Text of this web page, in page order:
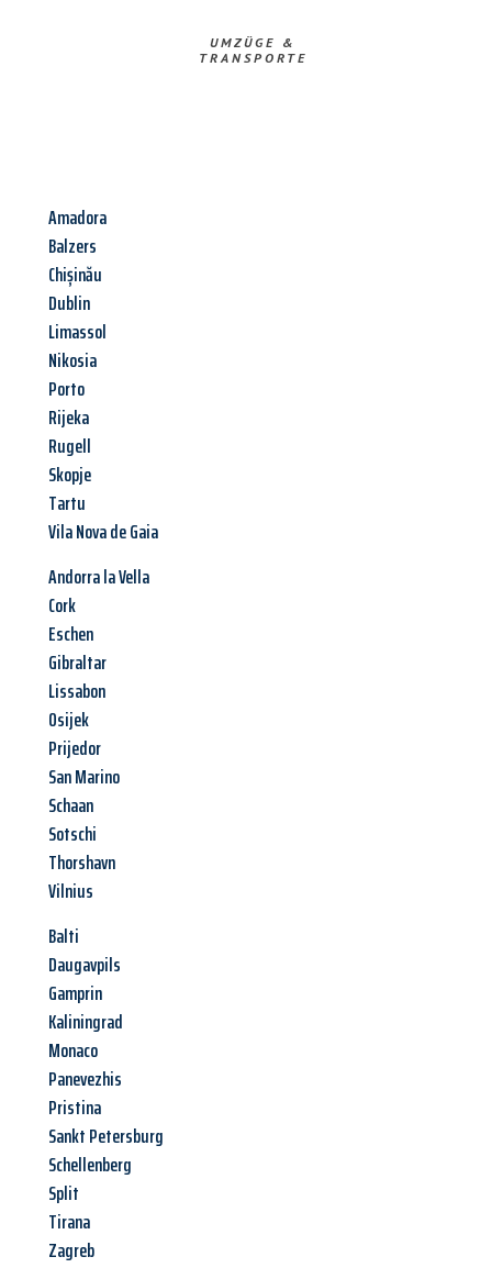
UMZÜGE &
TRANSPORTE
Amadora
Balzers
Chișinău
Dublin
Limassol
Nikosia
Porto
Rijeka
Rugell
Skopje
Tartu
Vila Nova de Gaia
Andorra la Vella
Cork
Eschen
Gibraltar
Lissabon
Osijek
Prijedor
San Marino
Schaan
Sotschi
Thorshavn
Vilnius
Balti
Daugavpils
Gamprin
Kaliningrad
Monaco
Panevezhis
Pristina
Sankt Petersburg
Schellenberg
Split
Tirana
Zagreb